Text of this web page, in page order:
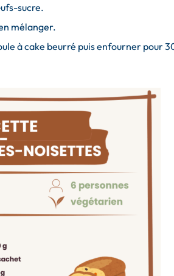
sucre.
mélanger.
à cake beurré puis enfourner pour